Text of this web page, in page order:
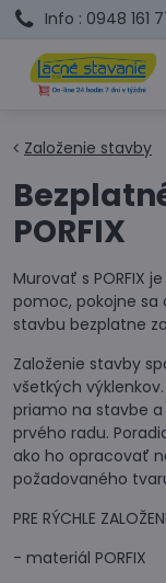
Info : 0948 161
Založenie stavby
PORFIX
Murovať s PORFIX
pomoc, pokojne
stavbu bezplatne
Založenie stavby
všetkých
priamo na stavbe
prvého radu.
ako ho opracovať
požadovaného
PRE RÝCHLE
- materiál PORFIX